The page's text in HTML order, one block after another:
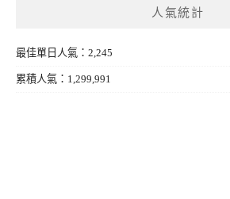
人氣統計
最佳單日人氣：2,245
累積人氣：1,299,991